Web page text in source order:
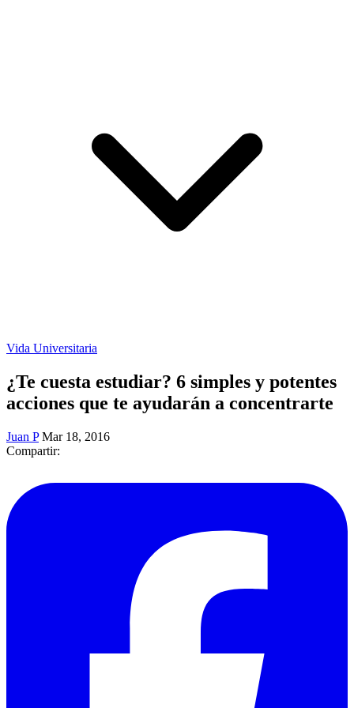
Vida Universitaria
¿Te cuesta estudiar? 6 simples y potentes
acciones que te ayudarán a concentrarte
Juan P Mar 18, 2016
Compartir: